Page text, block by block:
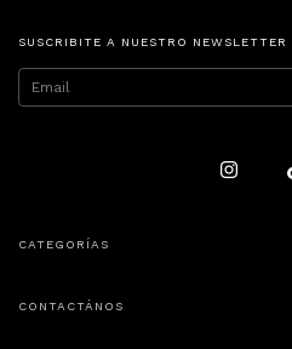
SUSCRIBITE A NUESTRO NEWSLETTER
CATEGORÍAS
CONTACTÁNOS